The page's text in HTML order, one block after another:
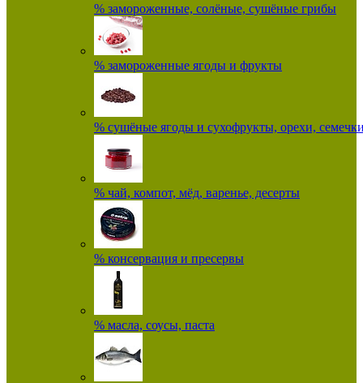
% замороженные, солёные, сушёные грибы
% замороженные ягоды и фрукты
% сушёные ягоды и сухофрукты, орехи,
% чай, компот, мёд, варенье, десерты
% консервация и пресервы
% масла, соусы, паста